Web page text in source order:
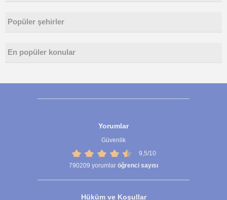
Popüler şehirler
En popüler konular
Yorumlar
Güvenlik
9,5/10
790209 yorumlar öğrenci sayısı
Hüküm ve Koşullar